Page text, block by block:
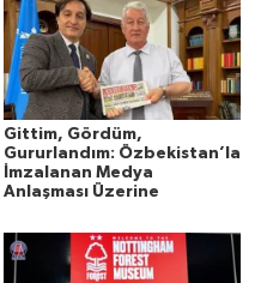
Gittim, Gördüm,
Gururlandım: Özbekistan’la
İmzalanan Medya
Anlaşması Üzerine